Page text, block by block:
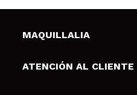
MAQUILLALIA
Sobre nosotros
ATENCIÓN AL CLIENTE